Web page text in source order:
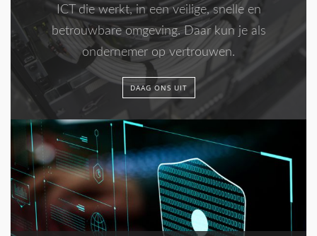
ICT die werkt, in een veilige, snelle en
betrouwbare omgeving. Daar kun je als
ondernemer op vertrouwen.
DAAG ONS UIT